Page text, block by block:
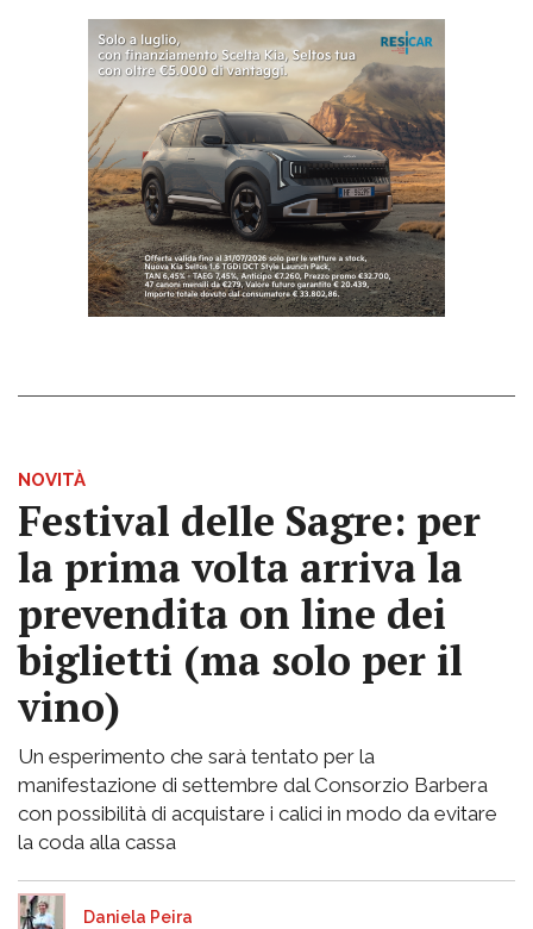
NOVITÀ
Festival delle Sagre: per
la prima volta arriva la
prevendita on line dei
biglietti (ma solo per il
vino)
Un esperimento che sarà tentato per la
manifestazione di settembre dal Consorzio Barbera
con possibilità di acquistare i calici in modo da evitare
la coda alla cassa
Daniela Peira